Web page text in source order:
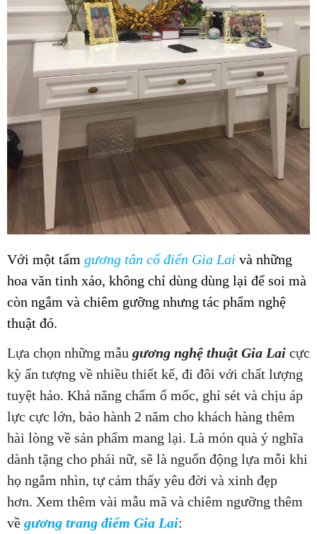
Với một tấm gương tân cổ điển Gia Lai và những
hoa văn tinh xảo, không chỉ dùng dùng lại để soi mà
còn ngắm và chiêm gưỡng nhưng tác phẩm nghệ
thuật đó.
Lựa chọn những mẫu gương nghệ thuật Gia Lai cực
kỳ ấn tượng về nhiều thiết kế, đi đôi với chất lượng
tuyệt hảo. Khả năng chẩm ố mốc, ghỉ sét và chịu áp
lực cực lớn, bảo hành 2 năm cho khách hàng thêm
hài lòng về sản phẩm mang lại. Là món quà ý nghĩa
dành tặng cho phái nữ, sẽ là nguốn động lựa mỗi khi
họ ngắm nhìn, tự cảm thấy yêu đời và xinh đẹp
hơn. Xem thêm vài mẫu mã và chiêm ngưỡng thêm
về gương trang điểm Gia Lai: